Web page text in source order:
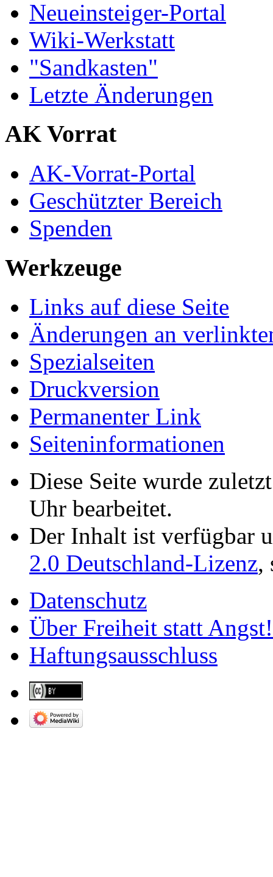
Neueinsteiger-Portal
Wiki-Werkstatt
"Sandkasten"
Letzte Änderungen
AK Vorrat
AK-Vorrat-Portal
Geschützter Bereich
Spenden
Werkzeuge
Links auf diese Seite
Änderungen an
Spezialseiten
Druckversion
Permanenter Link
Seiten­­informationen
Diese Seite wurde
Uhr bearbeitet.
Der Inhalt ist verfügbar
2.0 Deutschland-Lizenz,
Datenschutz
Über Freiheit statt Angst!
Haftungsausschluss